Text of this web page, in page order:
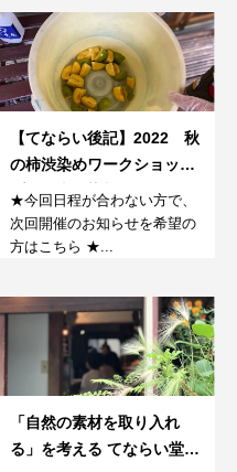
【てならい後記】2022 秋
の柿渋染めワークショッ
プ。前半は染料をつくる。
★今回日程が合わない方で、
次回開催のお知らせを希望の
方はこちら ★...
「自然の素材を取り入れ
る」を考える てならい堂の